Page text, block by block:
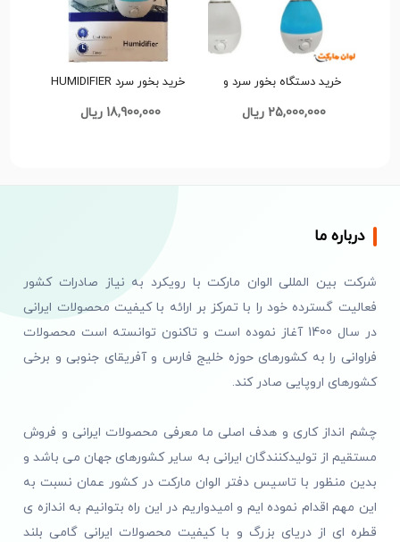
خرید دستگاه بخور سرد و
25,000,000 ریال
خرید بخور سرد HUMIDIFIER
18,900,000 ریال
درباره ما
شرکت بین المللی الوان مارکت با رویکرد به نیاز صادرات کشور
فعالیت گسترده خود را با تمرکز بر ارائه با کیفیت محصولات ایرانی
در سال 1400 آغاز نموده است و تاکنون توانسته است محصولات
فراوانی را به کشورهای حوزه خلیج فارس و آفریقای جنوبی و برخی
کشورهای اروپایی صادر کند.
چشم انداز کاری و هدف اصلی ما معرفی محصولات ایرانی و فروش
مستقیم از تولیدکنندگان ایرانی به سایر کشورهای جهان می باشد و
بدین منظور با تاسیس دفتر الوان مارکت در کشور عمان نسبت به
این مهم اقدام نموده ایم و امیدواریم در این راه بتوانیم به اندازه ی
قطره ای از دریای بزرگ و با کیفیت محصولات ایرانی گامی بلند